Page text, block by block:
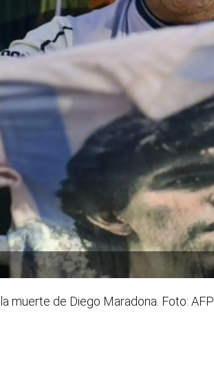
muerte de Diego Maradona. Foto: AFP